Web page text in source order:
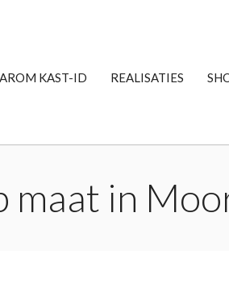
KAST-ID REALISATIES
maat in